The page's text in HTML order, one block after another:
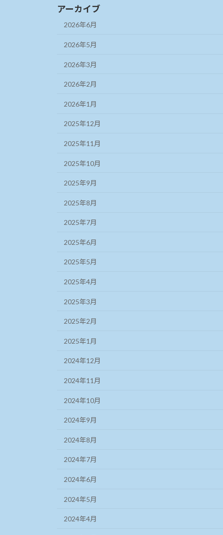
アーカイブ
2026年6月
2026年5月
2026年3月
2026年2月
2026年1月
2025年12月
2025年11月
2025年10月
2025年9月
2025年8月
2025年7月
2025年6月
2025年5月
2025年4月
2025年3月
2025年2月
2025年1月
2024年12月
2024年11月
2024年10月
2024年9月
2024年8月
2024年7月
2024年6月
2024年5月
2024年4月